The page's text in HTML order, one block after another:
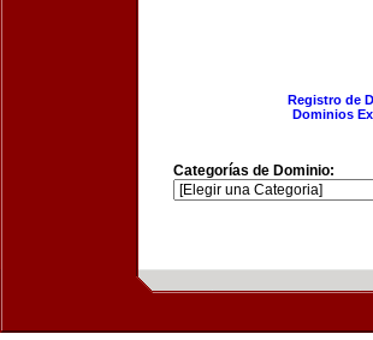
Registro de
Dominios
Categorías de Dominio: